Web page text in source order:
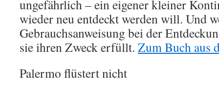
ungefährlich – ein eigener kleiner
wieder neu entdeckt werden will. Und
Gebrauchsanweisung bei der
sie ihren Zweck erfüllt. Zum Buch aus
Palermo flüstert nicht